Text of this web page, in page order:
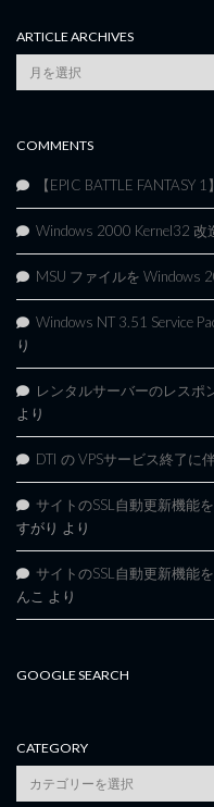
ARTICLE ARCHIVES
Article
Archives
COMMENTS
【EPIC BATTLE FANTASY
Windows 2000 Kernel32 改
MSU ファイルを Windows
Windows NT 3.51 Service
り
レンタルサーバーのレスポ
より
DTI の VPSサービス終了に
サイトのSSL自動更新機能
すがり より
サイトのSSL自動更新機能
んこ より
GOOGLE SEARCH
CATEGORY
category